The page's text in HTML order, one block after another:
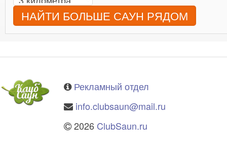
НАЙТИ БОЛЬШЕ САУН РЯДОМ
Рекламный отдел
info.clubsaun@mail.ru
2026 ClubSaun.ru